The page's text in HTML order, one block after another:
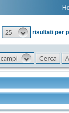
25 risultati per